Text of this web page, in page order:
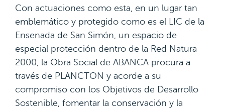
Con actuaciones como esta, en un lugar tan
emblemático y protegido como es el LIC de la
Ensenada de San Simón, un espacio de
especial protección dentro de la Red Natura
2000, la Obra Social de ABANCA procura a
través de PLANCTON y acorde a su
compromiso con los Objetivos de Desarrollo
Sostenible, fomentar la conservación y la